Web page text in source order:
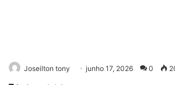
Joseilton tony junho 17, 2026 0